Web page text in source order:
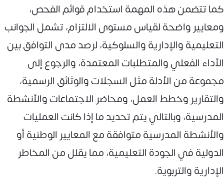
كما تتضمن هذه المهمة استخدام قوائم الفحص،
ومعايير واضحة لقياس مستوى الالتزام، تشمل الجوانب
التعليمية والإدارية والسلوكية، لرصد مدى التوافق بين
الأداء الفعلي والمتطلبات المعتمدة، والرجوع إلى
مجموعة من الأدلة مثل السجلات والوثائق الرسمية،
والتقارير وخطط العمل، ومحاضر الاجتماعات والأنشطة
المدرسية، وبالتالي يتم تحديد ما إذا كانت العمليات
والأنشطة المدرسية متوافقة مع المعايير الوطنية أو
الدولية في الجودة التعليمية، مما يقلل من المخاطر
الإدارية والتربوية.